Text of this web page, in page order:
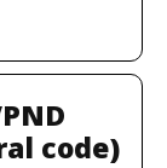
code)